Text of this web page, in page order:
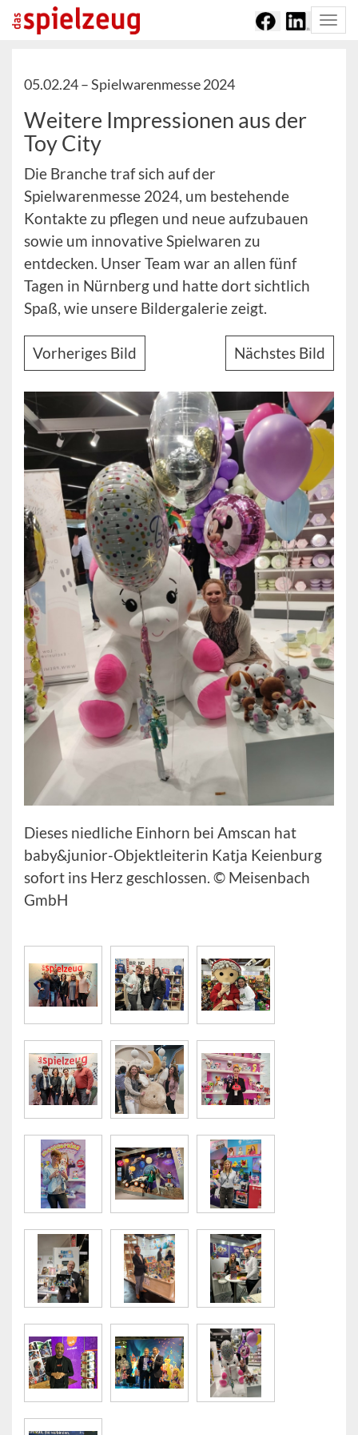
05.02.24 –Spielwarenmesse 2024
Weitere Impressionen aus der
Toy City
Die Branche traf sich auf der
Spielwarenmesse 2024, um bestehende
Kontakte zu pflegen und neue aufzubauen
sowie um innovative Spielwaren zu
entdecken. Unser Team war an allen fünf
Tagen in Nürnberg und hatte dort sichtlich
Spaß, wie unsere Bildergalerie zeigt.
Vorheriges Bild Nächstes Bild
Dieses niedliche Einhorn bei Amscan hat
baby&junior-Objektleiterin Katja Keienburg
sofort ins Herz geschlossen. © Meisenbach
GmbH